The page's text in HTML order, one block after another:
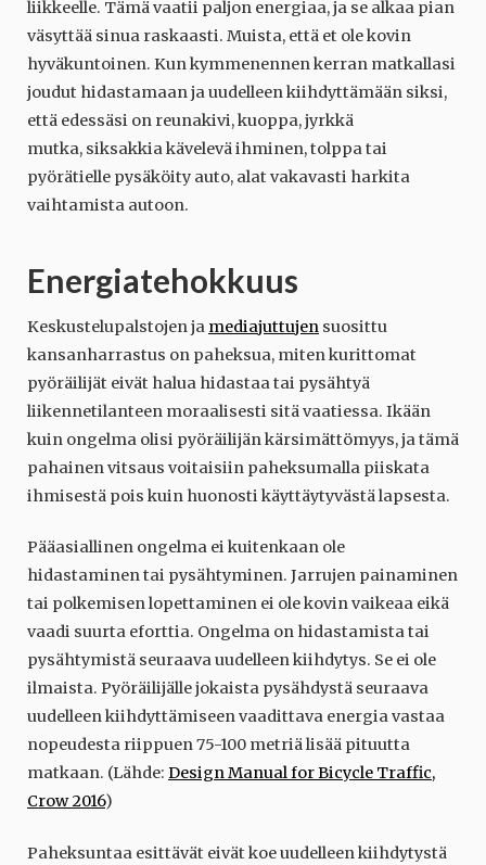
liikkeelle. Tämä vaatii paljon energiaa, ja se alkaa pian
väsyttää sinua raskaasti. Muista, että et ole kovin
hyväkuntoinen. Kun kymmenennen kerran matkallasi
joudut hidastamaan ja uudelleen kiihdyttämään siksi,
että edessäsi on reunakivi, kuoppa, jyrkkä
mutka, siksakkia kävelevä ihminen, tolppa tai
pyörätielle pysäköity auto, alat vakavasti harkita
vaihtamista autoon.
Energiatehokkuus
Keskustelupalstojen ja mediajuttujen suosittu
kansanharrastus on paheksua, miten kurittomat
pyöräilijät eivät halua hidastaa tai pysähtyä
liikennetilanteen moraalisesti sitä vaatiessa. Ikään
kuin ongelma olisi pyöräilijän kärsimättömyys, ja tämä
pahainen vitsaus voitaisiin paheksumalla piiskata
ihmisestä pois kuin huonosti käyttäytyvästä lapsesta.
Pääasiallinen ongelma ei kuitenkaan ole
hidastaminen tai pysähtyminen. Jarrujen painaminen
tai polkemisen lopettaminen ei ole kovin vaikeaa eikä
vaadi suurta eforttia. Ongelma on hidastamista tai
pysähtymistä seuraava uudelleen kiihdytys. Se ei ole
ilmaista. Pyöräilijälle jokaista pysähdystä seuraava
uudelleen kiihdyttämiseen vaadittava energia vastaa
nopeudesta riippuen 75-100 metriä lisää pituutta
matkaan. (Lähde: Design Manual for Bicycle Traffic,
Crow 2016)
Paheksuntaa esittävät eivät koe uudelleen kiihdytystä